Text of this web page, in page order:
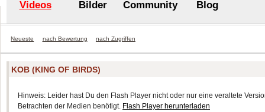
Videos Bilder Community Blog
Neueste nach Bewertung nach Zugriffen
KOB (KING OF BIRDS)
Hinweis: Leider hast Du den Flash Player nicht oder nur eine veraltete
Betrachten der Medien benötigt. Flash Player herunterladen